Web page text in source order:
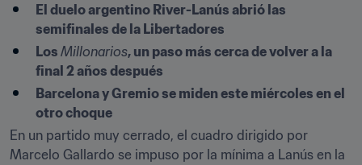
El duelo argentino River-Lanús abrió las
semifinales de la Libertadores
Los Millonarios, un paso más cerca de volver a la
final 2 años después
Barcelona y Gremio se miden este miércoles en el
otro choque
En un partido muy cerrado, el cuadro dirigido por
Marcelo Gallardo se impuso por la mínima a Lanús en la